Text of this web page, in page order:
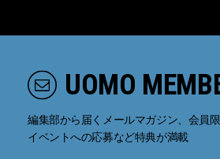
UOMO
編集部から届くメールマガジン、会員
イベントへの応募など特典が満載